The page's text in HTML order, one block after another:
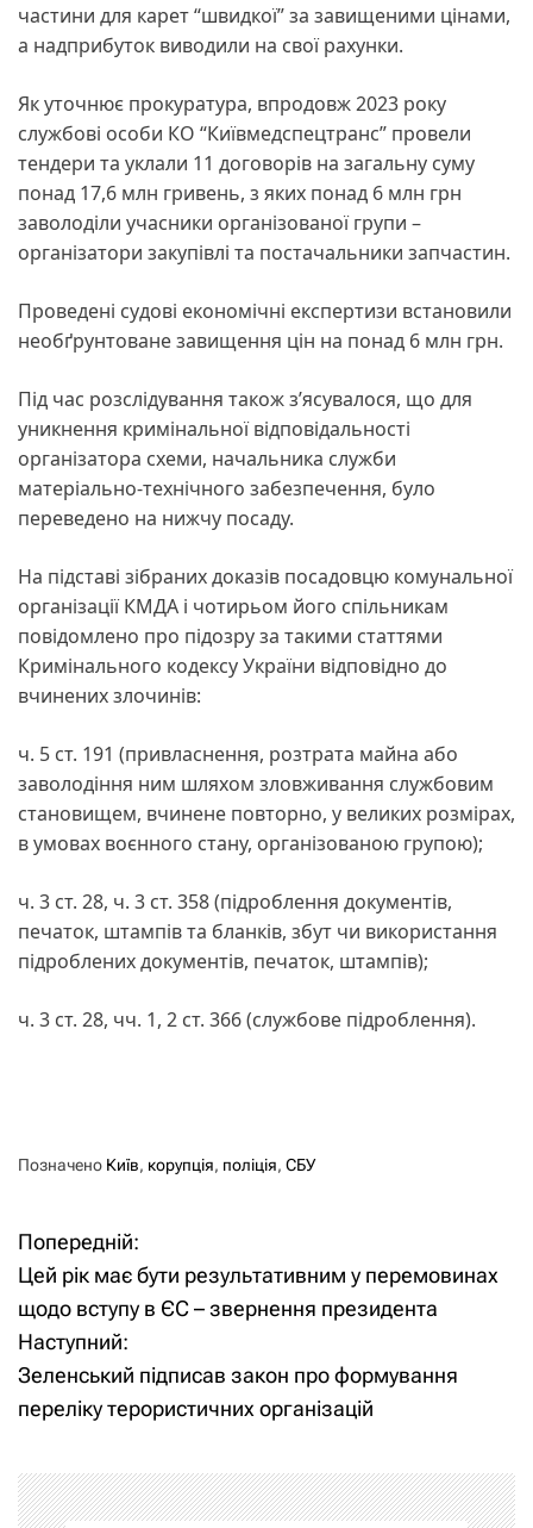
частини для карет “швидкої” за завищеними цінами,
а надприбуток виводили на свої рахунки.
Як уточнює прокуратура, впродовж 2023 року
службові особи КО “Київмедспецтранс” провели
тендери та уклали 11 договорів на загальну суму
понад 17,6 млн гривень, з яких понад 6 млн грн
заволоділи учасники організованої групи –
організатори закупівлі та постачальники запчастин.
Проведені судові економічні експертизи встановили
необґрунтоване завищення цін на понад 6 млн грн.
Під час розслідування також з’ясувалося, що для
уникнення кримінальної відповідальності
організатора схеми, начальника служби
матеріально-технічного забезпечення, було
переведено на нижчу посаду.
На підставі зібраних доказів посадовцю комунальної
організації КМДА і чотирьом його спільникам
повідомлено про підозру за такими статтями
Кримінального кодексу України відповідно до
вчинених злочинів:
ч. 5 ст. 191 (привласнення, розтрата майна або
заволодіння ним шляхом зловживання службовим
становищем, вчинене повторно, у великих розмірах,
в умовах воєнного стану, організованою групою);
ч. 3 ст. 28, ч. 3 ст. 358 (підроблення документів,
печаток, штампів та бланків, збут чи використання
підроблених документів, печаток, штампів);
ч. 3 ст. 28, чч. 1, 2 ст. 366 (службове підроблення).
Позначено Київ, корупція, поліція, СБУ
Н
а
в
і
а
Попередній:
Цей рік має бути результативним у перемовинах
щодо вступу в ЄС – звернення президента
Наступний:
Зеленський підписав закон про формування
переліку терористичних організацій